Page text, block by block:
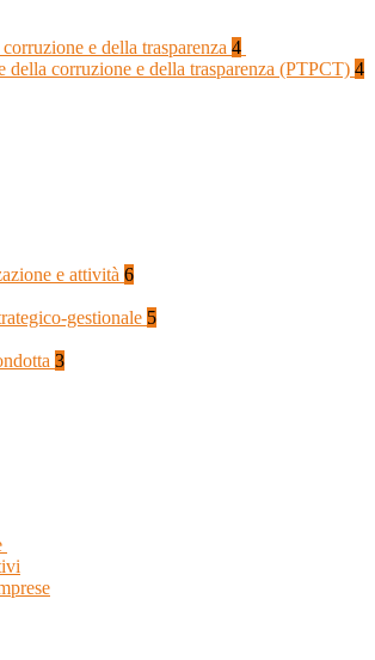
e della trasparenza 4
della corruzione e della trasparenza (PTPCT) 4
e attività 6
gestionale 5
3